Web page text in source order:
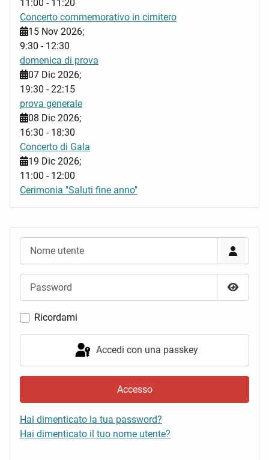
Mostra
Ricordami
Accedi con una passkey
Accesso
Hai dimenticato la tua password?
Hai dimenticato il tuo nome utente?
11:00 - 11:20
Concerto commemorativo in cimitero
15 Nov 2026;
9:30 - 12:30
domenica di prova
07 Dic 2026;
19:30 -22:15
prova generale
08 Dic 2026;
16:30 - 18:30
Concerto di Gala
19 Dic 2026;
11:00 - 12:00
Cerimonia "Saluti fine anno"